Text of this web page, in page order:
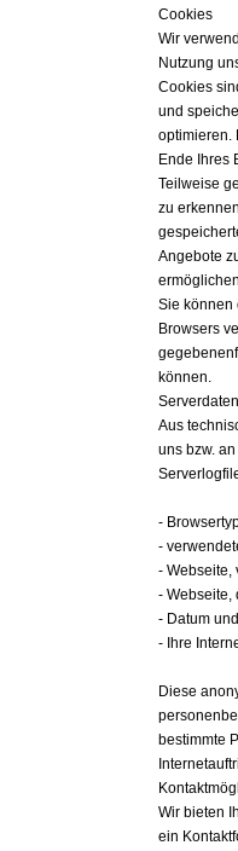
Cookies
Wir
Nutzung
Cookies
und
optimieren.
Ende Ihres
Teilweise
zu
Angebote
Sie können
Browsers
können.
Serverdaten
Aus
uns bzw.
-
-
- Webseite,
- Webseite,
- Datum
- Ihre
Diese
bestimmte
Wir bieten
ein